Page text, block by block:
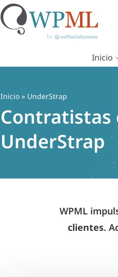
Inicio
Inicio » UnderStrap
Contratistas
UnderStrap
WPML
clientes.